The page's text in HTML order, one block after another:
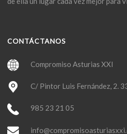
CONTÁCTANOS
Compromiso Asturias XXI
C/ Pintor Luis Fernández, 2.
985 23 21 05